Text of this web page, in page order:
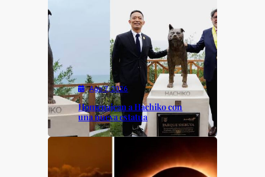
Ago 7, 2026
Homenajean a Hachiko con
una nueva estatua